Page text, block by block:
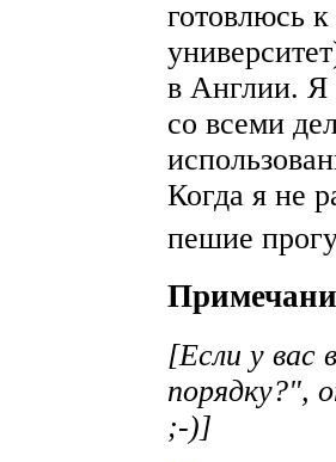
готовлюсь
в Англии. Я
со всеми
Когда я не
пешие
[Если у вас
порядку?",
;-)]